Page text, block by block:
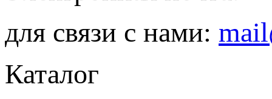
для связи с нами:
Каталог